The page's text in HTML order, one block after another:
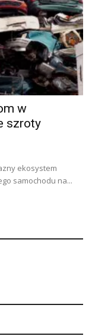
w
szroty
ekosystem
samochodu na...